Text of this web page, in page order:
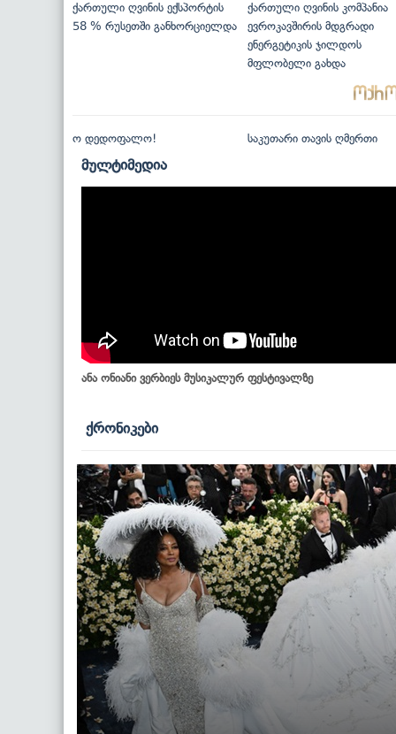
ქართული ღვინის ექსპორტის
58 % რუსეთში განხორციელდა
ქართული ღვინის კომპანია
ევროკავშირის მდგრადი
ენერგეტიკის ჯილდოს
მფლობელი გახდა
ო დედოფალო! საკუთარი თავის ღმერთი
მულტიმედია
ანა ონიანი ვერბიეს მუსიკალურ ფესტივალზე
ქრონიკები